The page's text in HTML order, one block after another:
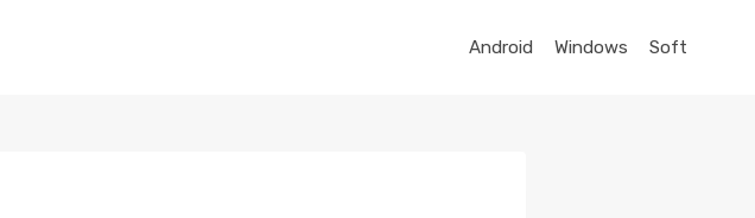
Android Windows Soft